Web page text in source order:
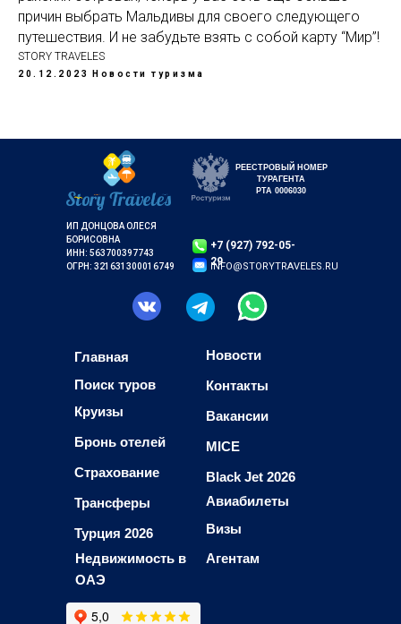
причин выбрать Мальдивы для своего следующего
путешествия. И не забудьте взять с собой карту “Мир”!
STORY TRAVELES
20.12.2023 Новости туризма
ИП ДОНЦОВА ОЛЕСЯ
БОРИСОВНА
ИНН: 563700397743
ОГРН: 321631300016749
+7 (927) 792-05-
29
INFO@STORYTRAVELES.RU
Новости
Контакты
Вакансии
Black Jet 2026
Авиабилеты
Недвижимость в
ОАЭ
MICE
Главная
Поиск туров
Круизы
Бронь отелей
Страхование
Трансферы
Турция 2026
Визы
Агентам
РЕЕСТРОВЫЙ НОМЕР
ТУРАГЕНТА
РТА 0006030